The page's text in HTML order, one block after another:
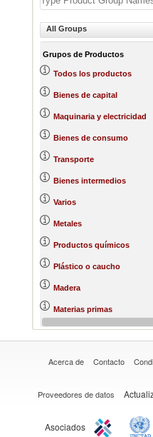
All Groups
Grupos de Productos
Todos los productos
Bienes de capital
Maquinaria y electricidad
Bienes de consumo
Transporte
Bienes intermedios
Varios
Metales
Productos químicos
Plástico o caucho
Madera
Materias primas
Textiles y prendas de
Acerca de Contacto
Proveedores de datos
Asociados